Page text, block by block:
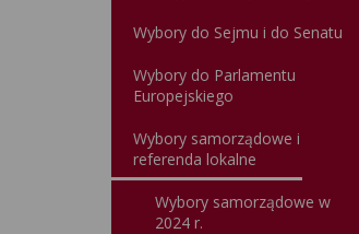
Wybory do Sejmu i do Senatu
Wybory do Parlamentu
Europejskiego
Wybory samorządowe i
referenda lokalne
Wybory samorządowe w
2024 r.